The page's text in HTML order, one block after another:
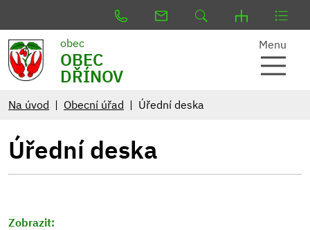
obec
OBEC
DŘÍNOV
Menu
Na úvod Obecní úřad Úřední deska
Úřední deska
Zobrazit: